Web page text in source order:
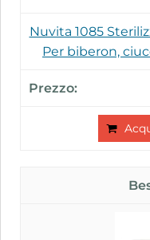
Nuvita 1085
Per biberon,